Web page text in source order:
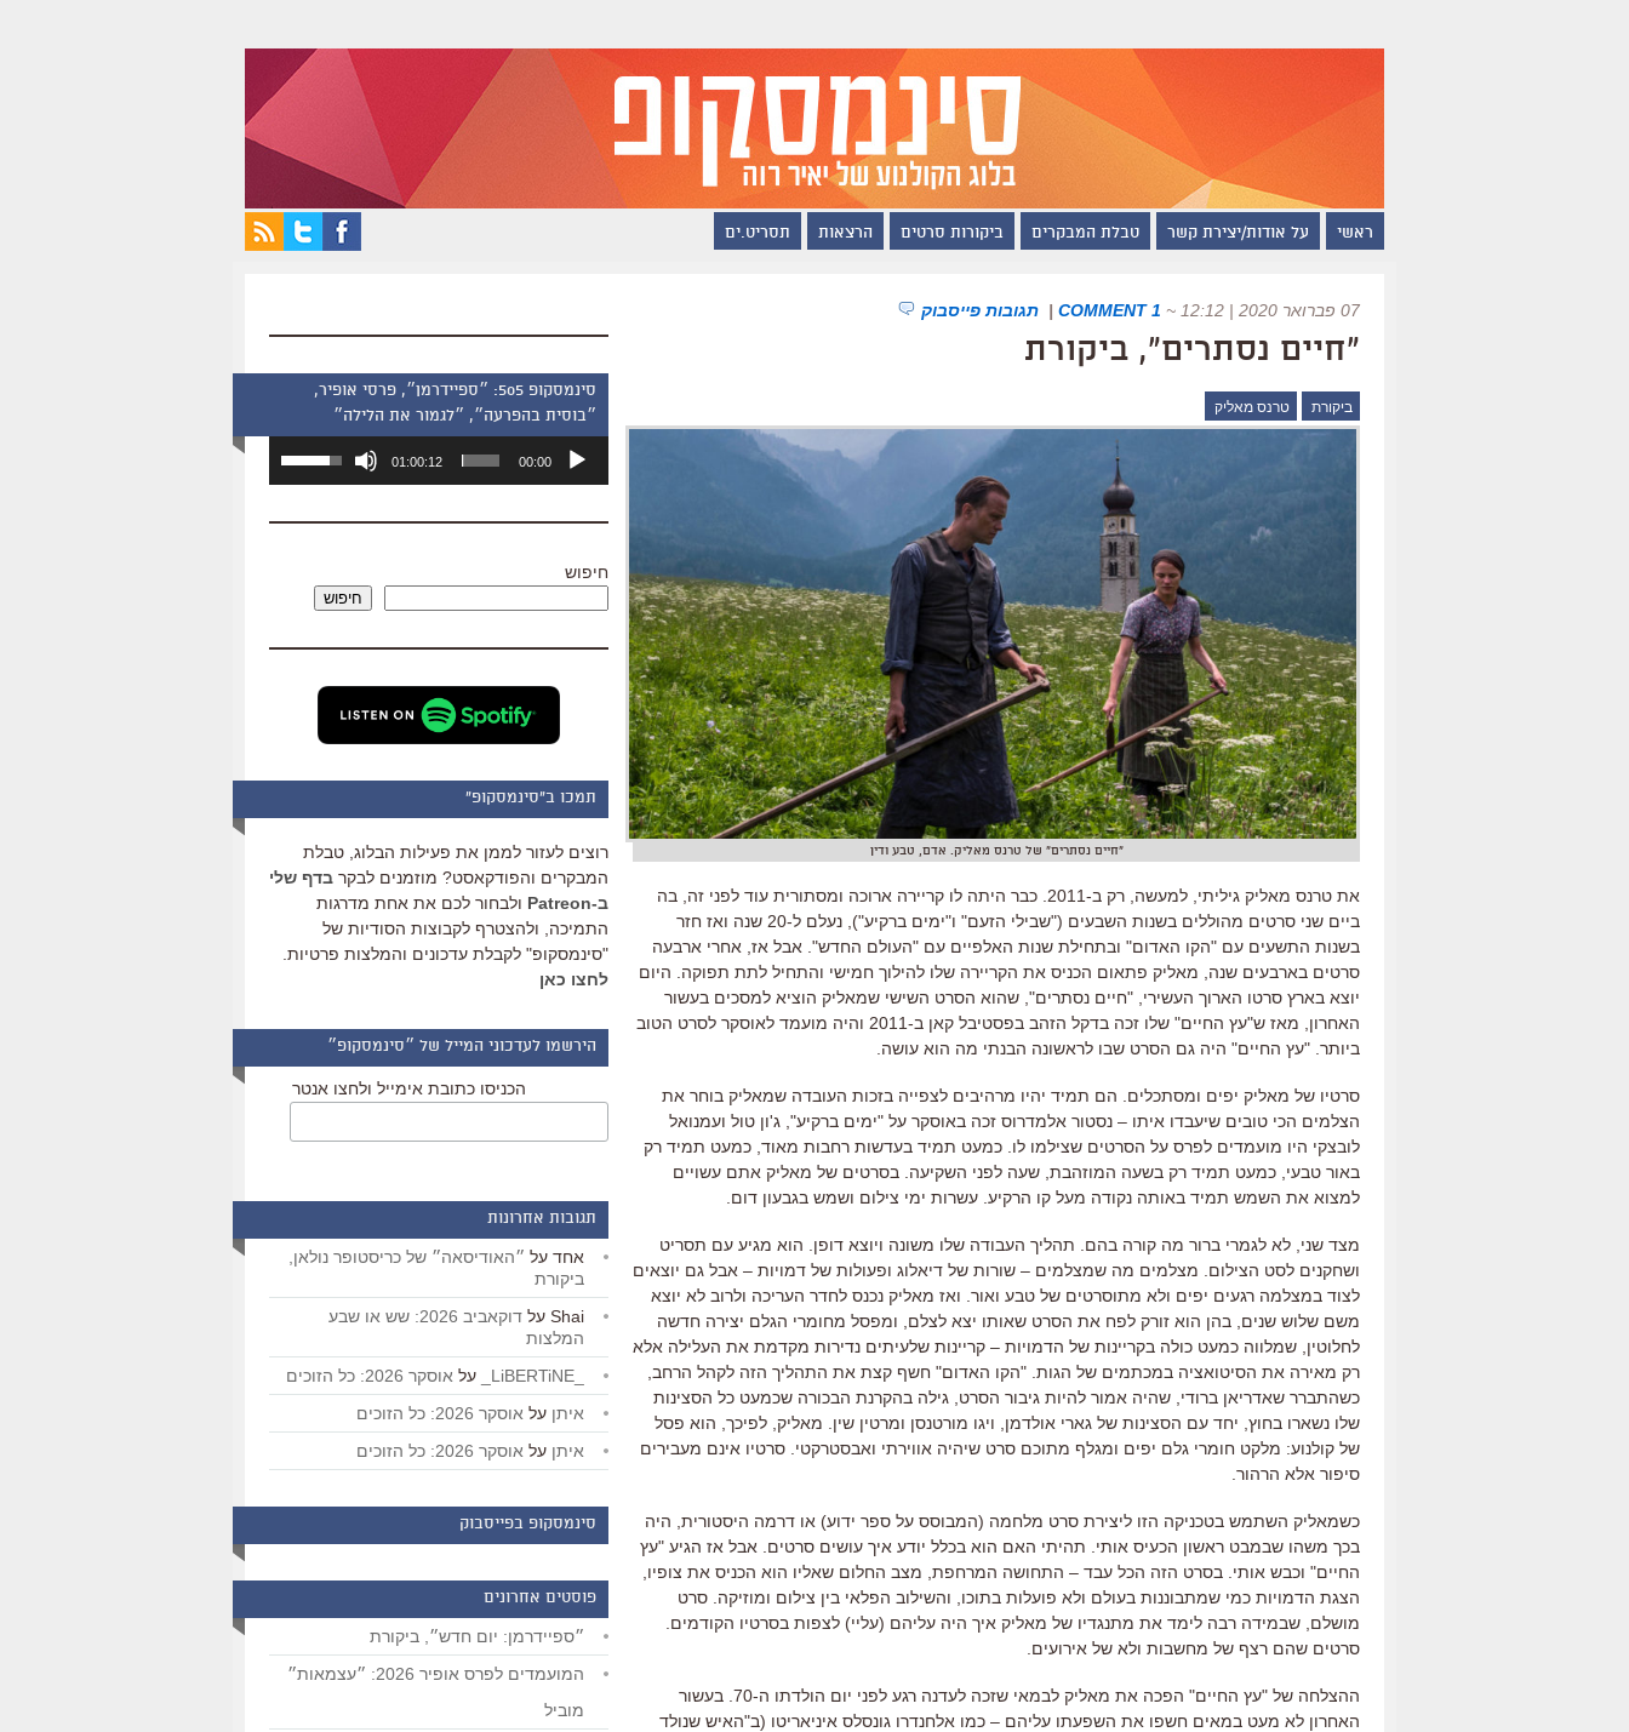
ראשי על אודות/יצירת קשר טבלת המבקרים ביקורות סרטים הרצאות תסריט.ים
07 פברואר 2020 | 12:12 ~
1 COMMENT
| תגובות פייסבוק
"חיים נסתרים", ביקורת
ביקורת טרנס מאליק
"חיים נסתרים" של טרנס מאליק. אדם, טבע ודין
את טרנס מאליק גיליתי למעשה רק ב-2011. כבר היתה לו קריירה ארוכה ומסתורית עוד לפני זה בה
ביים שני סרטים מהוללים בשנות השבעים ("שבילי הזעם" ו"ימים ברקיע"), נעלם ל-20
שנה ואז חזר
בשנות התשעים עם "הקו האדום" ובתחילת שנות האלפיים עם "העולם החדש". אבל אז אחרי ארבעה
סרטים בארבעים שנה
מאליק פתאום הכניס את הקריירה שלו להילוך חמישי והתחיל לתת תפוקה
היום
יוצא בארץ סרטו הארוך העשירי , "חיים נסתרים", שהוא הסרט השישי שמאליק הוציא למסכים בעשור
האחרון
מאז ש"עץ החיים" שלו זכה בדקל הזהב בפסטיבל קאן ב-2011
והיה מועמד לאוסקר לסרט הטוב
ביותר . "עץ החיים" היה גם הסרט שבו לראשונה הבנתי מה הוא עושה
סרטיו של מאליק יפים ומסתכלים
הם תמיד יהיו מרהיבים לצפייה בזכות העובדה שמאליק בוחר את
הצלמים הכי טובים שיעבדו איתו – נסטור אלמדרוס זכה באוסקר על "ימים ברקיע", ג'ון טול ועמנואל
לובצקי היו מועמדים לפרס על הסרטים שצילמו לו כמעט תמיד בעדשות רחבות מאוד כמעט תמיד רק
באור טבעי כמעט תמיד רק בשעה המוזהבת שעה לפני השקיעה בסרטים של מאליק אתם עשויים
למצוא את השמש תמיד באותה נקודה מעל קו הרקיע עשרות ימי צילום ושמש בגבעון דום
מצד שני לא לגמרי ברור מה קורה בהם תהליך העבודה שלו משונה ויוצא דופן
הוא מגיע עם תסריט
ושחקנים לסט הצילום
מצלמים מה שמצלמים – שורות של דיאלוג ופעולות של דמויות – אבל גם יוצאים
לצוד במצלמה רגעים יפים ולא מתוסרטים של טבע ואור ואז מאליק נכנס לחדר העריכה ולרוב לא יוצא
משם שלוש שנים בהן הוא זורק לפח את הסרט שאותו יצא לצלם
ומפסל מחומרי הגלם יצירה חדשה
לחלוטין שמלווה כמעט כולה בקריינות של הדמויות – קריינות שלעיתים נדירות מקדמת את העלילה אלא
רק מאירה את הסיטואציה במכתמים של הגות . "הקו האדום" חשף קצת את התהליך הזה לקהל הרחב
כשהתברר שאדריאן ברודי שהיה אמור להיות גיבור הסרט גילה בהקרנת הבכורה שכמעט כל הסצינות
שלו נשארו בחוץ יחד עם הסצינות של גארי אולדמן ויגו מורטנסן ומרטין שין מאליק לפיכך הוא פסל
של קולנוע: מלקט חומרי גלם יפים ומגלף מתוכם סרט שיהיה אווירתי ואבסטרקטי סרטיו אינם מעבירים
סיפור אלא הרהור
כשמאליק השתמש בטכניקה הזו ליצירת סרט מלחמה (המבוסס על ספר ידוע) או דרמה היסטורית היה
בכך משהו שבמבט ראשון הכעיס אותי
תהיתי האם הוא בכלל יודע איך עושים סרטים אבל אז הגיע "עץ
החיים" וכבש אותי בסרט הזה הכל עבד – התחושה המרחפת מצב החלום שאליו הוא הכניס את צופיו
הצגת הדמויות כמי שמתבוננות בעולם ולא פועלות בתוכו
והשילוב הפלאי בין צילום ומוזיקה סרט
מושלם שבמידה רבה לימד את מתנגדיו של מאליק איך היה עליהם (עליי) לצפות בסרטיו הקודמים
סרטים שהם רצף של מחשבות ולא של אירועים
ההצלחה של "עץ החיים" הפכה את מאליק לבמאי שזכה לעדנה רגע לפני יום הולדתו ה-70.
בעשור
האחרון לא מעט במאים חשפו את השפעתו עליהם – כמו אלחנדרו גונסלס איניאריטו (ב"האיש שנולד
סינמסקופ 505: ״ספיידרמן״, פרסי אופיר,
״בוסית בהפרעה״, ״לגמור את הלילה״
אודיו
00:00
01:00:12
השתמש
כדי
שמע.
חיפוש
חיפוש
תמכו ב"סינמסקופ"
רוצים לעזור לממן את פעילות הבלוג, טבלת
המבקרים והפודקאסט? מוזמנים לבקר בדף שלי
ב-Patreon
ולבחור לכם את אחת מדרגות
התמיכה, ולהצטרף לקבוצות הסודיות של
"סינמסקופ" לקבלת עדכונים והמלצות פרטיות.
לחצו כאן
הירשמו לעדכוני המייל של ״סינמסקופ״
הכניסו כתובת אימייל ולחצו אנטר
תגובות אחרונות
אחד על ״האודיסאה״ של כריסטופר נולאן,
ביקורת
Shai על
דוקאביב 2026: שש או שבע
המלצות
על אוסקר 2026: כל הזוכים
איתן על אוסקר 2026: כל הזוכים
איתן על אוסקר 2026: כל הזוכים
סינמסקופ בפייסבוק
פוסטים אחרונים
״ספיידרמן: יום חדש״, ביקורת
המועמדים לפרס אופיר 2026: ״עצמאות״
מוביל